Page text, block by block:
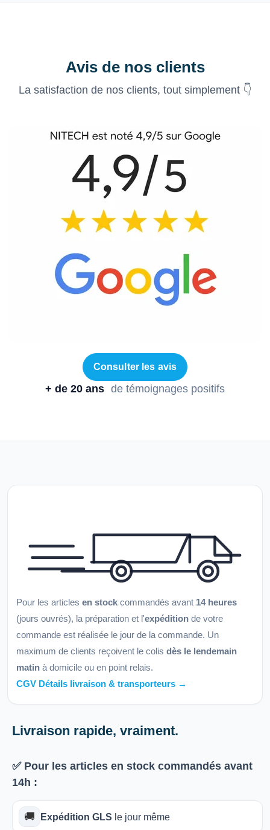
Avis de nos clients
La satisfaction de nos clients, tout simplement 👇
Consulter les avis
+ de 20 ans de témoignages positifs
Pour les articles en stock commandés avant 14 heures
(jours ouvrés), la préparation et l'expédition de votre
commande est réalisée le jour de la commande. Un
maximum de clients reçoivent le colis dès le lendemain
matin à domicile ou en point relais.
CGV Détails livraison & transporteurs →
Livraison rapide, vraiment.
✅ Pour les articles en stock commandés avant
14h :
🚚 Expédition GLS le jour même